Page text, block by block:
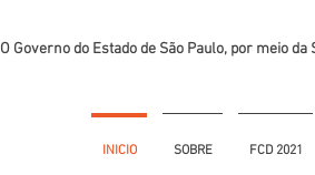
O Governo do Estado de São Paulo, por meio
INICIO SOBRE FCD 2021